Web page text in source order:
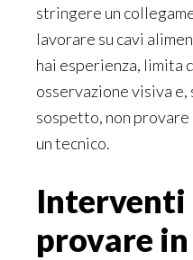
stringere un
lavorare su cavi
hai esperienza, limita
osservazione visiva e,
sospetto, non provare
un tecnico.
Interventi
provare